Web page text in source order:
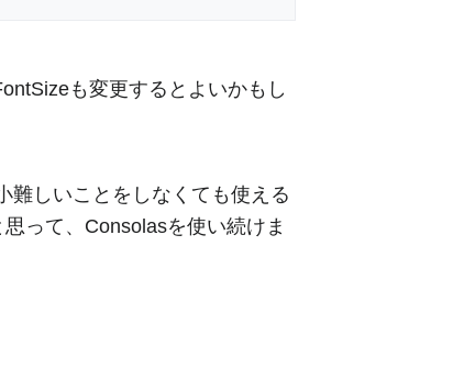
も変更するとよいかもし
しいことをしなくても使える
って、Consolasを使い続けま